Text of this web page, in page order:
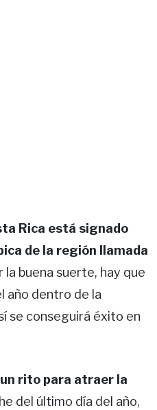
Rica está signado
de la región llamada
la buena suerte, hay que
año dentro de la
se conseguirá éxito en
rito para atraer la
del último día del año,